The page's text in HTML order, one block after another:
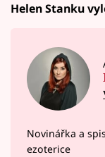
Helen Stanku
Novinářka a
ezoterice